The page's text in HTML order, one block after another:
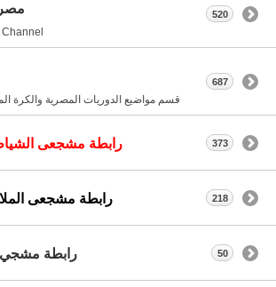
520
قسم مواضيع الدوريات المصرية والكرة
687
رابطة مشجعى 373
رابطة مشجعى 218
رابطة مشجي 50